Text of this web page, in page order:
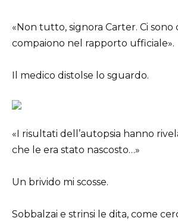
«Non tutto, signora Carter. Ci
compaiono nel rapporto ufficiale».
Il medico distolse lo sguardo.
«I risultati dell’autopsia hanno
che le era stato nascosto…»
Un brivido mi scosse.
Sobbalzai e strinsi le dita, come